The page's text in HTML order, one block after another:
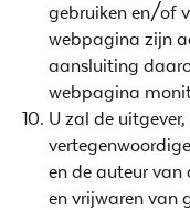
gebruiken en/of
webpagina zijn
aansluiting
webpagina
U zal de
en de auteur van
en vrijwaren van